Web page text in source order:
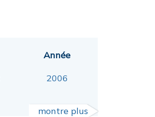
Année
2006
montre plus